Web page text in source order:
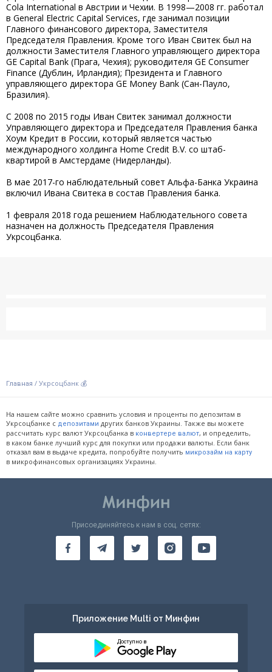
Cola International в Австрии и Чехии. В 1998—2008 гг. работал
в General Electric Capital Services, где занимал позиции
Главного финансового директора, Заместителя
Председателя Правления. Кроме того Иван Свитек был на
должности Заместителя Главного управляющего директора
GE Capital Bank (Прага, Чехия); руководителя GE Consumer
Finance (Дублин, Ирландия); Президента и Главного
управляющего директора GE Money Bank (Сан-Пауло,
Бразилия).
С 2008 по 2015 годы Иван Свитек занимал должности
Управляющего директора и Председателя Правления банка
Хоум Кредит в России, который является частью
международного холдинга Home Credit B.V. со штаб-
квартирой в Амстердаме (Нидерланды).
В мае 2017-го наблюдательный совет Альфа-Банка Украина
включил Ивана Свитека в состав Правления банка.
1 февраля 2018 года решением Наблюдательного совета
назначен на должность Председателя Правления
Укрсоцбанка.
Главная / Укрсоцбанк 💰
На нашем сайте можно сравнить условия и проценты по депозитам в
Укрсоцбанке с депозитами других банков Украины. Также вы можете
рассчитать курс валют Укрсоцбанка в конвертере валют, и определить,
в каком банке лучший курс для покупки или продажи валюты. Если банк
отказал вам в выдаче кредита, попробуйте получить микрозайм на карту
в микрофинансовых организациях Украины.
Присоединяйтесь к нам в соц. сетях:
Приложение Multi от Минфин
Доступно в